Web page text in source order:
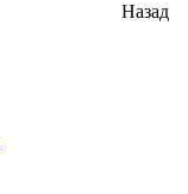
Назад